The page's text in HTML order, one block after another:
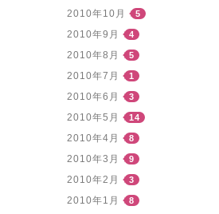
2010年10月 5
2010年9月 4
2010年8月 5
2010年7月 1
2010年6月 3
2010年5月 14
2010年4月 8
2010年3月 9
2010年2月 3
2010年1月 8